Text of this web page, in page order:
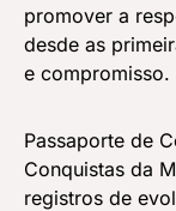
promover a
desde as
e compromisso.
Passaporte de
Conquistas da
registros de